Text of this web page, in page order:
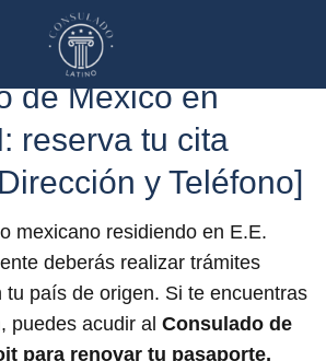
de México en
reserva tu cita
y Teléfono]
mexicano residiendo en E.E.
deberás realizar trámites
tu país de origen. Si te encuentras
puedes acudir al Consulado de
para renovar tu pasaporte,